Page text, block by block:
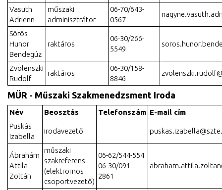
Vasuth
Adrienn
műszaki
adminisztrátor
06-70/643-
0567
Sörös
Hunor
Bendegúz
raktáros
06-30/266-
5549
Zvolenszki
Rudolf
raktáros
06-30/158-
8846
MÜR - Műszaki Szakmenedzsment Iroda
Név Beosztás Telefonszám E-mail cím
Puskás
Izabella
irodavezető
Ábrahám
Attila
Zoltán
műszaki
szakreferens
(elektromos
csoportvezető)
06-62/544-554
06-30/091-
2861